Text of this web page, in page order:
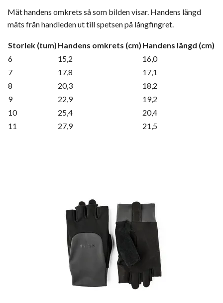
Mät handens omkrets så som bilden visar. Handens längd
mäts från handleden ut till spetsen på långfingret.
Storlek (tum) Handens omkrets (cm) Handens längd (cm)
6
15,2
16,0
7
17,8
17,1
8
20,3
18,2
9
22,9
19,2
10
25,4
20,4
11
27,9 21,5